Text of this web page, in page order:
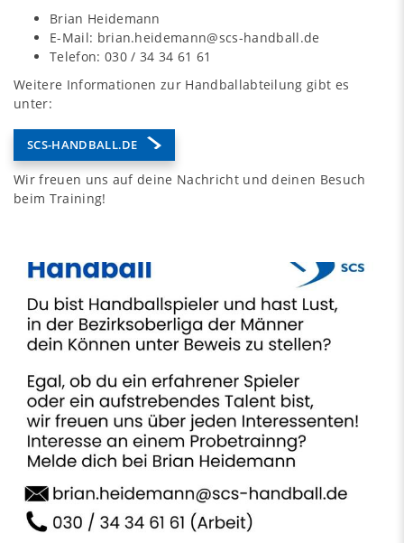
Brian Heidemann
E-Mail: brian.heidemann@scs-handball.de
Telefon: 030 / 34 34 61 61
Weitere Informationen zur Handballabteilung gibt es
unter:
SCS-HANDBALL.DE
Wir freuen uns auf deine Nachricht und deinen Besuch
beim Training!